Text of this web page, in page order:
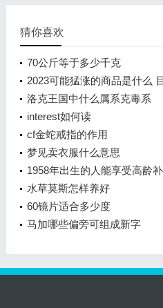
猜你喜欢
70公斤等于多少千克
2023可能猛涨的商品是什么
品
洛克王国中什么属系克毒系
interest如何读
cf金蛇戒指的作用
梦见卖衣服什么意思
1958年出生的人能享受高龄
退休工资多少
水草莫斯怎样养好
60镜片适合多少度
马加哪些偏旁可组成新字